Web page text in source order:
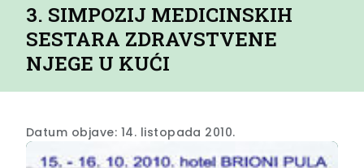
3. SIMPOZIJ MEDICINSKIH
SESTARA ZDRAVSTVENE
NJEGE U KUĆI
Datum objave: 14. listopada 2010.